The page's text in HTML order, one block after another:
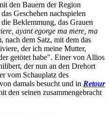
den Bauern der Region
Geschehen nachspielen
Beklemmung, das Grauen
ayant egorge ma mere, ma
nach dem Satz, mit dem das
der ich meine Mutter,
getötet habe". Einer von Allios
der nun an den Drehort
vom Schauplatz des
damals besucht und in Retour
den seinen zusammengebracht